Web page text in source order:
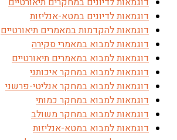
דוגמאות לדיונים במטא-אנליזות
דוגמאות להקדמות במאמרים תיאורטיים
דוגמאות למבוא במאמרי סקירה
דוגמאות למבוא במאמרים תיאורטיים
דוגמאות למבוא במחקר איכותני
דוגמאות למבוא במחקר אנליטי-פרשני
דוגמאות למבוא במחקר כמותי
דוגמאות למבוא במחקר משולב
דוגמאות למבוא במטא-אנליזות